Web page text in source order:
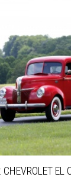
CHEVROLET EL